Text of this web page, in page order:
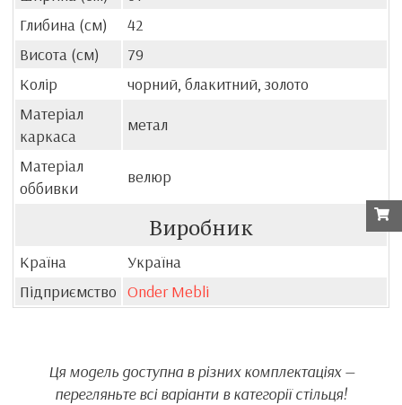
Глибина (см)
42
Висота (см)
79
Колір
чорний, блакитний, золото
Матеріал
каркаса
метал
Матеріал
оббивки
велюр
Виробник
Країна
Україна
Підприємство Onder Mebli
Ця модель доступна в різних комплектаціях —
перегляньте всі варіанти в категорії стільця!